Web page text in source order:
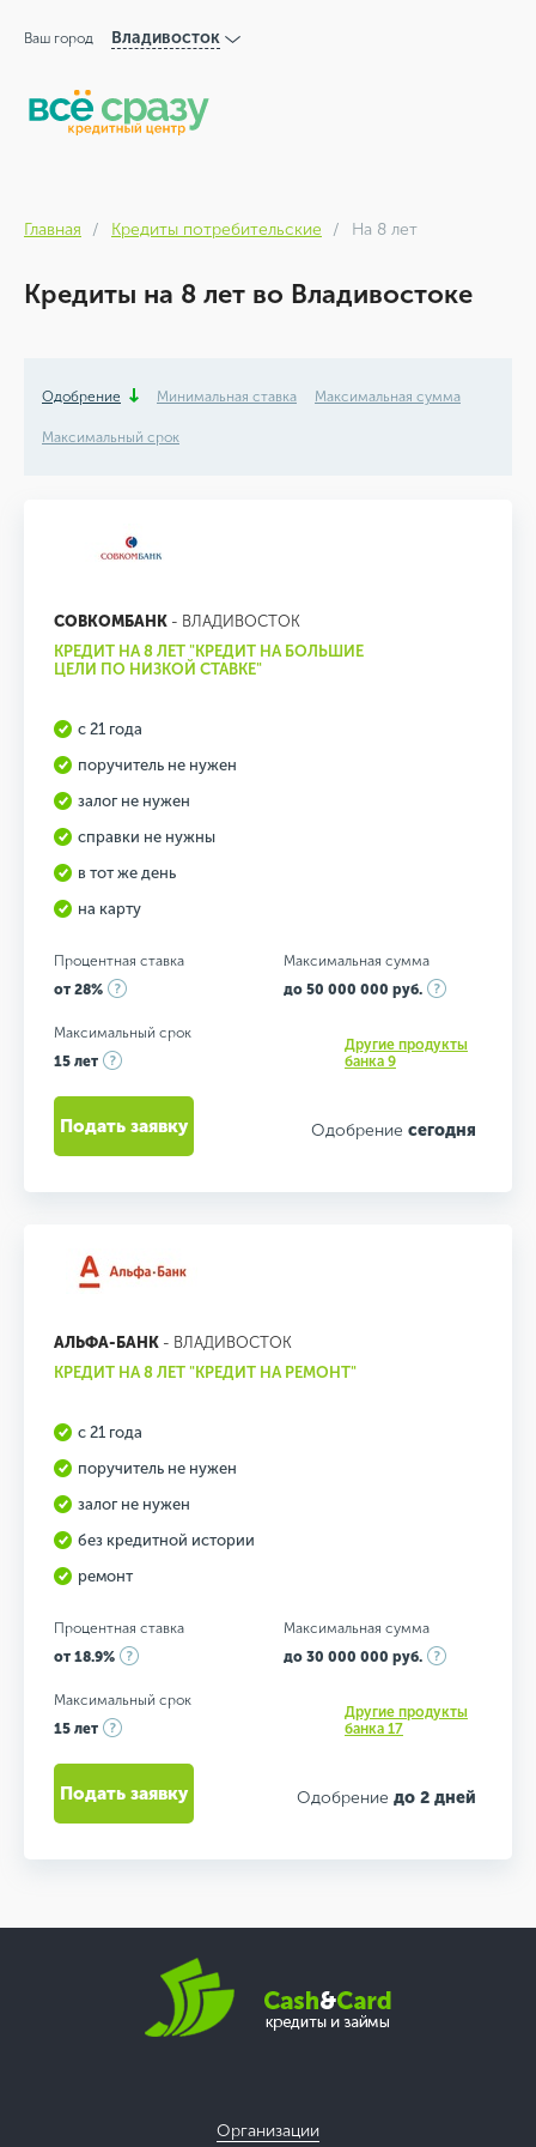
Ваш город Владивосток
Главная Кредиты потребительские На 8 лет
Кредиты на 8 лет во Владивостоке
Одобрение Минимальная ставка Максимальная сумма
Максимальный срок
СОВКОМБАНК - ВЛАДИВОСТОК
КРЕДИТ НА 8 ЛЕТ "КРЕДИТ НА БОЛЬШИЕ
ЦЕЛИ ПО НИЗКОЙ СТАВКЕ"
с 21 года
поручитель не нужен
залог не нужен
справки не нужны
в тот же день
на карту
Процентная ставка
от 28%
Максимальная сумма
до 50 000 000 руб.
Максимальный срок
15 лет
Другие продукты
банка 9
Одобрение сегодня
Подать заявку
АЛЬФА-БАНК - ВЛАДИВОСТОК
КРЕДИТ НА 8 ЛЕТ "КРЕДИТ НА РЕМОНТ"
с 21 года
поручитель не нужен
залог не нужен
без кредитной истории
ремонт
Процентная ставка
от 18.9%
Максимальная сумма
до 30 000 000 руб.
Максимальный срок
15 лет
Другие продукты
банка 17
Одобрение до 2 дней
Подать заявку
Организации